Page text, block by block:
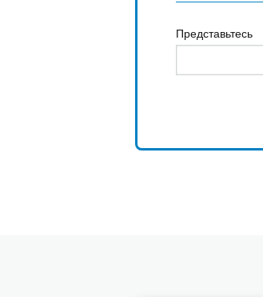
Представьтесь